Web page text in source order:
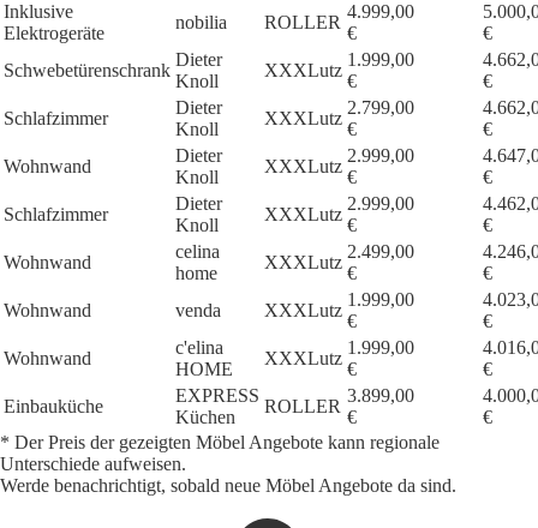
Inklusive
Elektrogeräte
nobilia ROLLER
4.999,00
€
€
Schwebetürenschrank
Dieter
Knoll
XXXLutz
1.999,00
€
€
Schlafzimmer
Dieter
Knoll
XXXLutz
2.799,00
€
€
Wohnwand
Dieter
Knoll
XXXLutz
2.999,00
€
€
Schlafzimmer
Dieter
Knoll
XXXLutz
2.999,00
€
€
Wohnwand
celina
home
XXXLutz
2.499,00
€
€
Wohnwand
venda XXXLutz
1.999,00
€
€
Wohnwand
c'elina
HOME
XXXLutz
1.999,00
€
€
Einbauküche
EXPRESS
Küchen
ROLLER
3.899,00
€
€
* Der Preis der gezeigten Möbel Angebote kann regionale
Unterschiede aufweisen.
Werde benachrichtigt, sobald neue Möbel Angebote da sind.